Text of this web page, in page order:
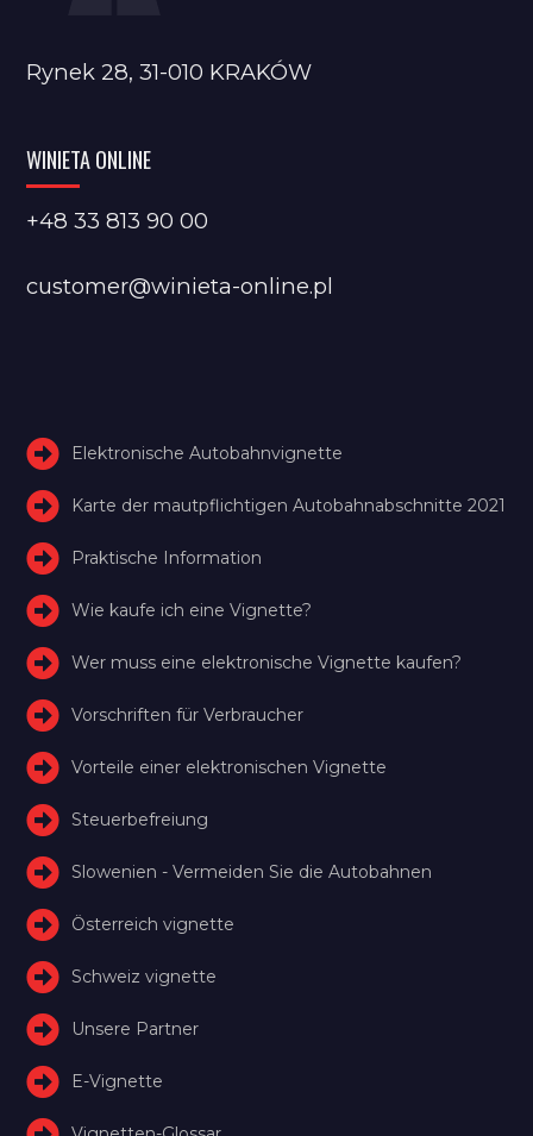
Rynek 28, 31-010 KRAKÓW
WINIETA ONLINE
+48 33 813 90 00
customer@winieta-online.pl
Elektronische Autobahnvignette
Karte der mautpflichtigen Autobahnabschnitte 2021
Praktische Information
Wie kaufe ich eine Vignette?
Wer muss eine elektronische Vignette kaufen?
Vorschriften für Verbraucher
Vorteile einer elektronischen Vignette
Steuerbefreiung
Slowenien - Vermeiden Sie die Autobahnen
Österreich vignette
Schweiz vignette
Unsere Partner
E-Vignette